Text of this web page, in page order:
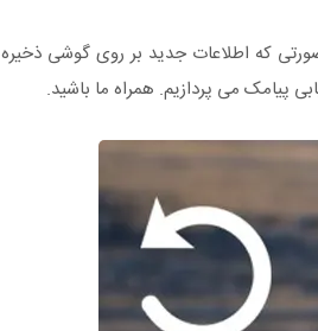
صورتی که اطلاعات جدید بر روی گوشی ذخیره
پیامک می پردازیم. همراه ما باشید.